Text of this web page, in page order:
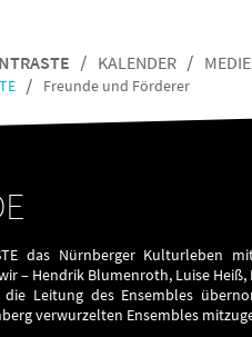
KALENDER
Freunde und Förderer
das Nürnberger Kulturleben
– Hendrik Blumenroth, Luise
Leitung des Ensembles
verwurzelten Ensembles